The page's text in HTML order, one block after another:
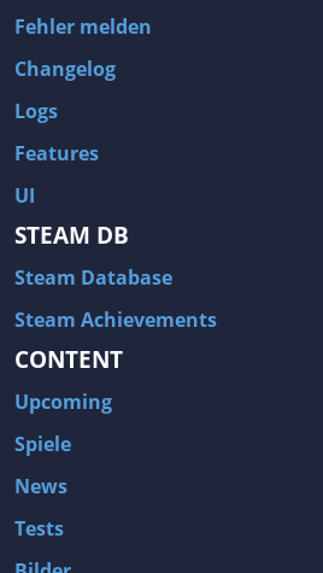
Fehler melden
Changelog
Logs
Features
UI
STEAM DB
Steam Database
Steam Achievements
CONTENT
Upcoming
Spiele
News
Tests